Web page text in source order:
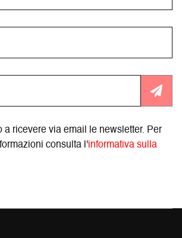
a ricevere via email le newsletter. Per
consulta l'informativa sulla